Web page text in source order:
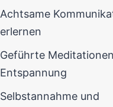
Achtsame
erlernen
Geführte
Entspannung
Selbstannahme und